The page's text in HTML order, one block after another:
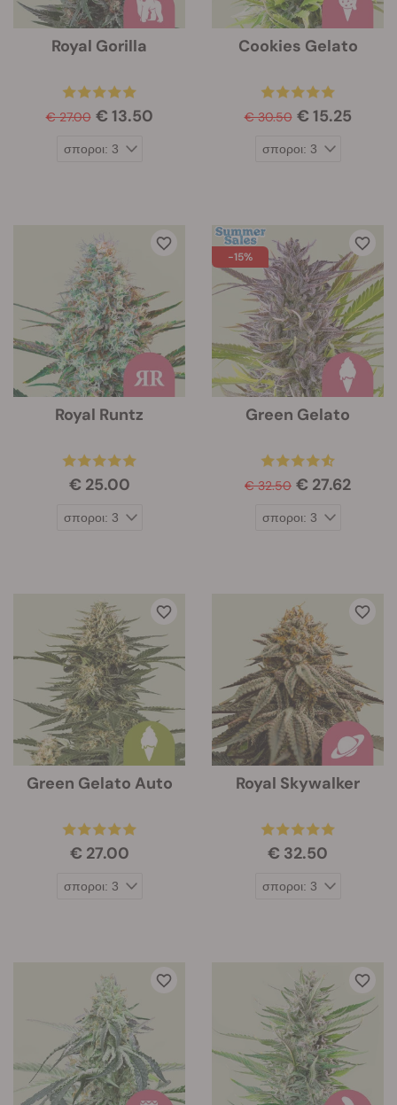
Royal Gorilla
€ 27.00 € 13.50
Cookies Gelato
€ 30.50 € 15.25
Royal Runtz
€ 25.00
-15%
Green Gelato
€ 32.50 € 27.62
Green Gelato Auto
€ 27.00
Royal Skywalker
€ 32.50